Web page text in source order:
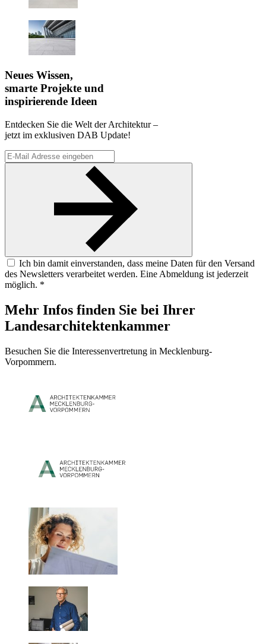
Neues Wissen,
smarte Projekte und
inspirierende Ideen
Entdecken Sie die Welt der Architektur –
jetzt im exklusiven DAB Update!
Ich bin damit einverstanden, dass meine Daten für den Versand
des Newsletters verarbeitet werden. Eine Abmeldung ist jederzeit
möglich. *
Mehr Infos finden Sie bei Ihrer
Landesarchitektenkammer
Besuchen Sie die Interessenvertretung in Mecklenburg-
Vorpommern.